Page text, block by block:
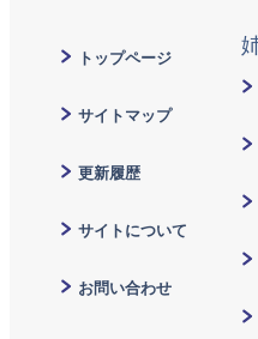
トップページ
サイトマップ
更新履歴
サイトについて
お問い合わせ